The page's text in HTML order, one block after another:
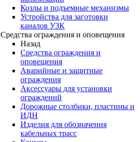
Козлы и подъемные механизмы
Устройства для заготовки
каналов УЗК
Средства ограждения и оповещения
Назад
Средства ограждения и
оповещения
Аварийные и защитные
ограждения
Аксессуары для установки
ограждений
Дорожные столбики, пластины и
ИДН
Изделия для обозначения
кабельных трасс